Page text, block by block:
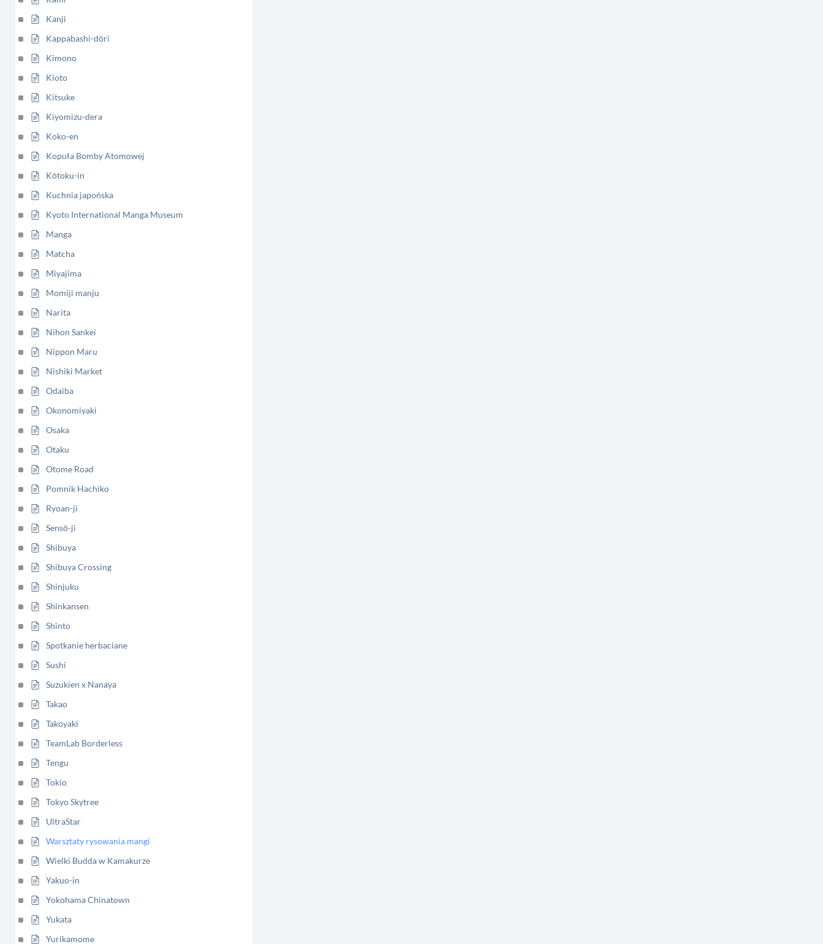
Kanji
Kappabashi-dōri
Kimono
Kioto
Kitsuke
Kiyomizu-dera
Koko-en
Kopuła Bomby Atomowej
Kōtoku-in
Kuchnia japońska
Kyoto International Manga Museum
Manga
Matcha
Miyajima
Momiji manju
Narita
Nihon Sankei
Nippon Maru
Nishiki Market
Odaiba
Okonomiyaki
Osaka
Otaku
Otome Road
Pomnik Hachiko
Ryoan-ji
Sensō-ji
Shibuya
Shibuya Crossing
Shinjuku
Shinkansen
Shinto
Spotkanie herbaciane
Sushi
Suzukien x Nanaya
Takao
Takoyaki
TeamLab Borderless
Tengu
Tokio
Tokyo Skytree
UltraStar
Warsztaty rysowania mangi
Wielki Budda w Kamakurze
Yakuo-in
Yokohama Chinatown
Yukata
Yurikamome